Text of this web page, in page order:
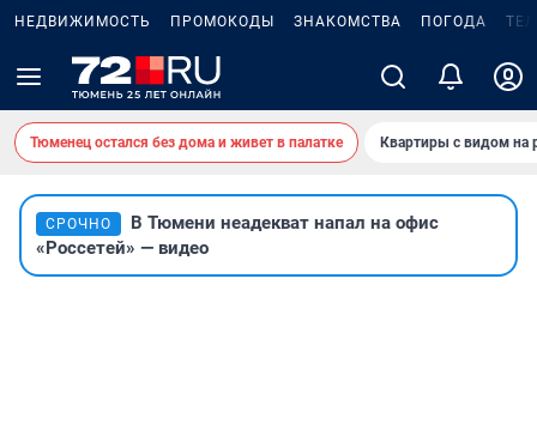
НЕДВИЖИМОСТЬ ПРОМОКОДЫ ЗНАКОМСТВА ПОГОДА
Тюменец остался без дома и живет в палатке Квартиры с видом на
СРОЧНО
В Тюмени неадекват напал на офис
«Россетей» — видео